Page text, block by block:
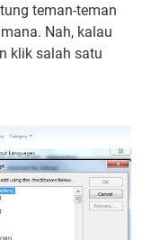
teman-teman
Nah, kalau
klik salah satu